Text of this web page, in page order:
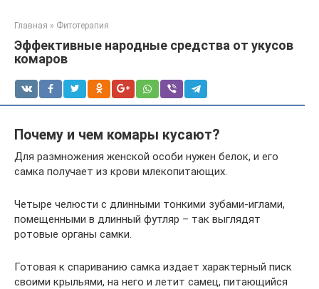
Главная » Фитотерапия
Эффективные народные средства от укусов
комаров
Почему и чем комары кусают?
Для размножения женской особи нужен белок, и его
самка получает из крови млекопитающих.
Четыре челюсти с длинными тонкими зубами-иглами,
помещенными в длинный футляр – так выглядят
ротовые органы самки.
Готовая к спариванию самка издает характерный писк
своими крыльями, на него и летит самец, питающийся